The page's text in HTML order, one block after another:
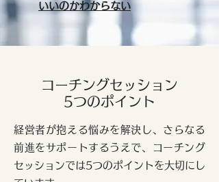
いいのかわからない
コーチングセッション
5つのポイント
経営者が抱える悩みを解決し、さらなる
前進をサポートするうえで、
コーチング
セッションでは5つのポイントを大切にし